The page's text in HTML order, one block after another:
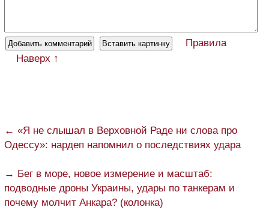
Правила
Наверх ↑
← «Я не слышал в Верховной Раде ни слова про
Одессу»: нардеп напомнил о последствиях удара
→ Бег в море, новое измерение и масштаб:
подводные дроны Украины, удары по танкерам и
почему молчит Анкара? (колонка)